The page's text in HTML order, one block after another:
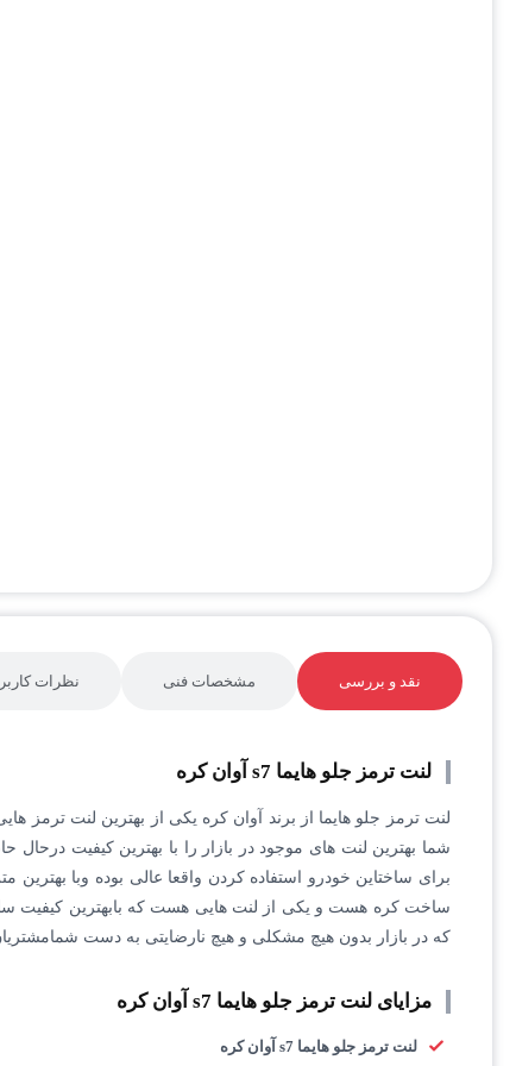
نقد و بررسی مشخصات فنی نظرات
لنت ترمز جلو هایما s7 آوان کره
لنت ترمز جلو هایما از برند آوان کره یکی از بهترین لنت ترمز
شما بهترین لنت های موجود در بازار را با بهترین کیفیت
برای ساختاین خودرو استفاده کردن واقعا عالی بوده وبا
ساخت کره هست و یکی از لنت هایی هست که بابهترین کیفیت
که در بازار بدون هیچ مشکلی و هیچ نارضایتی به دست
مزایای لنت ترمز جلو هایما s7 آوان کره
لنت ترمز جلو هایما s7 آوان کره